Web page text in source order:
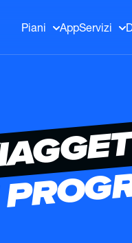
Piani AppServizi